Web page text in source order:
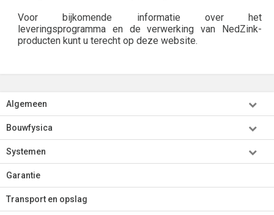
Voor bijkomende informatie over het
leveringsprogramma en de verwerking van NedZink-
producten kunt u terecht op deze website.
Algemeen
Bouwfysica
Systemen
Garantie
Transport en opslag